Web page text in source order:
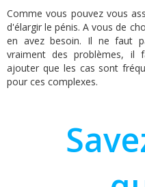
Comme vous pouvez vous
d'élargir le pénis. A vous de
en avez besoin. Il ne faut
vraiment des problèmes, il
ajouter que les cas sont
pour ces complexes.